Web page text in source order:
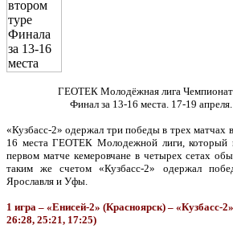
ГЕОТЕК Молодёжная лига
Финал за 13-16 места. 17-19
«Кузбасс-2» одержал три победы в трех матчах
16 места ГЕОТЕК Молодежной лиги, который
первом матче кемеровчане в четырех сетах
таким же счетом «Кузбасс-2» одержал
Ярославля и Уфы.
1 игра – «Енисей-2» (Красноярск) – «Кузбасс-
26:28, 25:21, 17:25)